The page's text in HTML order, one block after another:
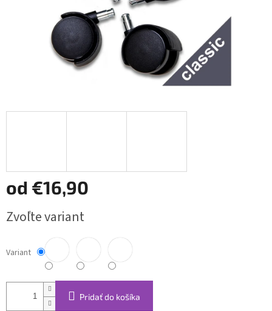
od €16,90
cena:
Zvoľte variant
Variant
Pridať do košíka